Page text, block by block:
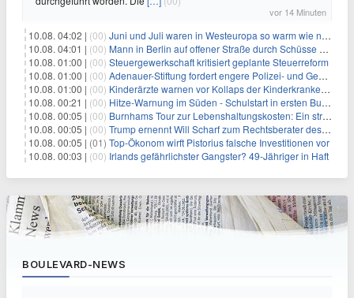
vor 14 Minuten
10.08. 04:02 | (00) Juni und Juli waren in Westeuropa so warm wie noch nie
10.08. 04:01 | (00) Mann in Berlin auf offener Straße durch Schüsse getötet
10.08. 01:00 | (00) Steuergewerkschaft kritisiert geplante Steuerreform
10.08. 01:00 | (00) Adenauer-Stiftung fordert engere Polizei- und Geheimdienstkooperation
10.08. 01:00 | (00) Kinderärzte warnen vor Kollaps der Kinderkrankenpflege
10.08. 00:21 | (00) Hitze-Warnung im Süden - Schulstart in ersten Bundesländern
10.08. 00:05 | (00) Burnhams Tour zur Lebenshaltungskosten: Ein strategischer Schritt inmitten von Kontroversen
10.08. 00:05 | (00) Trump ernennt Will Scharf zum Rechtsberater des Weißen Hauses: Auswirkungen auf Wirtschaft und Governance
10.08. 00:05 | (01) Top-Ökonom wirft Pistorius falsche Investitionen vor
10.08. 00:03 | (00) Irlands gefährlichster Gangster? 49-Jähriger in Haft
BOULEVARD-NEWS